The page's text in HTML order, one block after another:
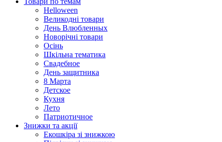
Helloween
Великодні товари
День Влюбленных
Новорічні товари
Осінь
Шкільна тематика
Свадебное
День защитника
8 Марта
Детское
Кухня
Лето
Патриотичное
Знижки та акції
Екошкіра зі знижкою